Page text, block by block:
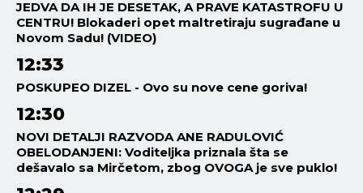
JEDVA DA IH JE DESETAK, A PRAVE KATASTROFU U
CENTRU! Blokaderi opet maltretiraju sugrađane u
Novom Sadu! (VIDEO)
12:33
POSKUPEO DIZEL - Ovo su nove cene goriva!
12:30
NOVI DETALJI RAZVODA ANE RADULOVIĆ
OBELODANJENI: Voditeljka priznala šta se
dešavalo sa Mirčetom, zbog OVOGA je sve puklo!